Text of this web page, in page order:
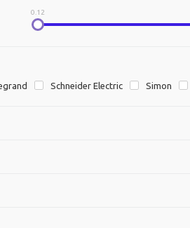
0.12
Schneider Electric Simon